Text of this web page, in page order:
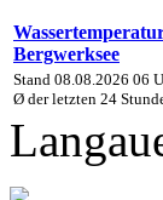
Bergwerksee
Stand 08.08.2026 06
Ø der letzten 24